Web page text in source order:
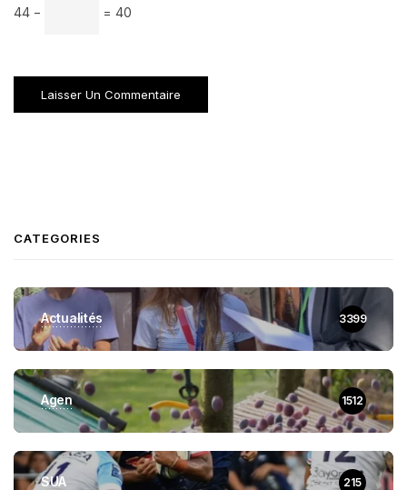
44 − = 40
CATEGORIES
Actualités 3399
Agen 1512
SUA 215